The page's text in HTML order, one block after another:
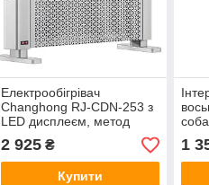
Електрообігрівач
Changhong RJ-CDN-253 з
LED дисплеєм, метод
контролю температури -
пульт дистанційного
2 925₴
Купити
1